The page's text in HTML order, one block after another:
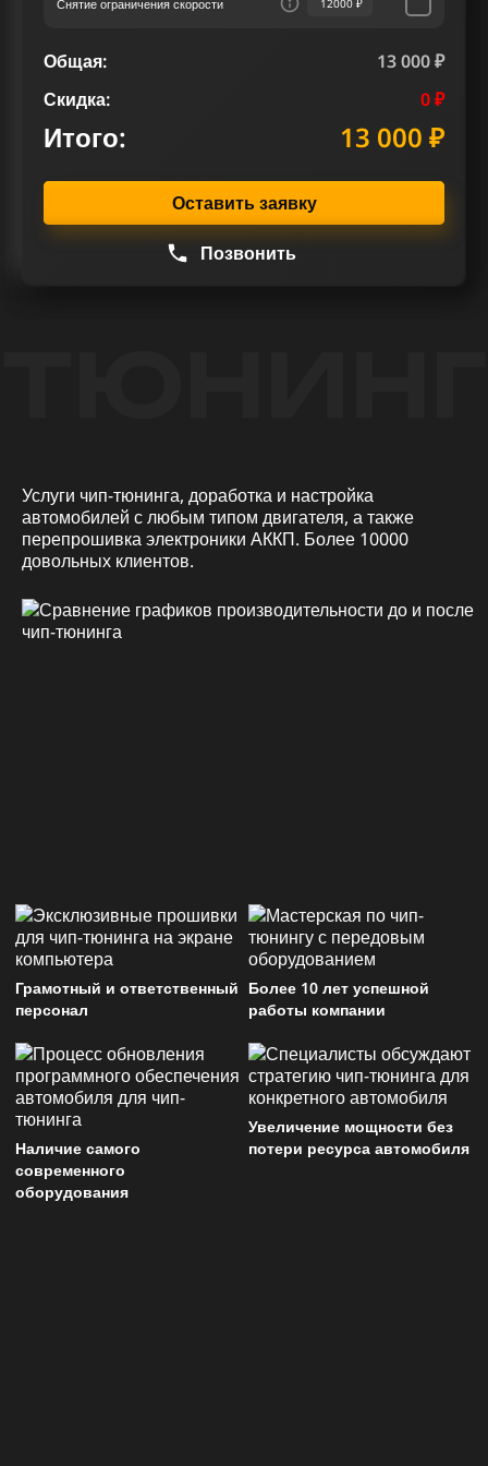
Снятие ограничения скорости 12000 ₽
Общая:
13 000 ₽
Скидка:
0 ₽
Итого: 13 000 ₽
Оставить заявку
Позвонить
Услуги чип-тюнинга, доработка и настройка
автомобилей с любым типом двигателя, а также
перепрошивка электроники АККП. Более 10000
довольных клиентов.
Грамотный и ответственный
персонал
Более 10 лет успешной
работы компании
Наличие самого
современного
оборудования
Увеличение мощности без
потери ресурса автомобиля